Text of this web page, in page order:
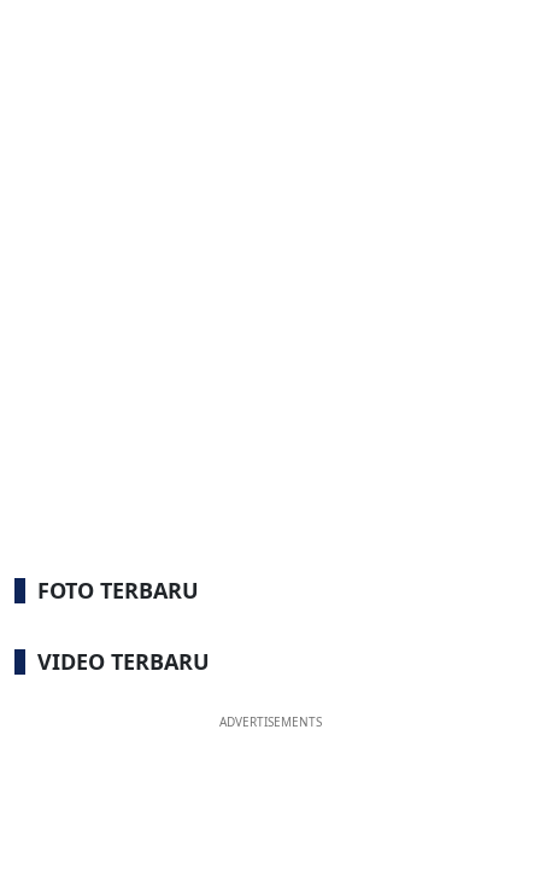
FOTO TERBARU
VIDEO TERBARU
ADVERTISEMENTS